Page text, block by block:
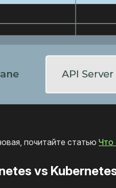
почитайте статью Что
vs